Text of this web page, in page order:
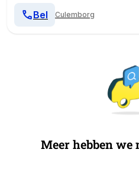
Culemborg
Bel
Meer hebben we